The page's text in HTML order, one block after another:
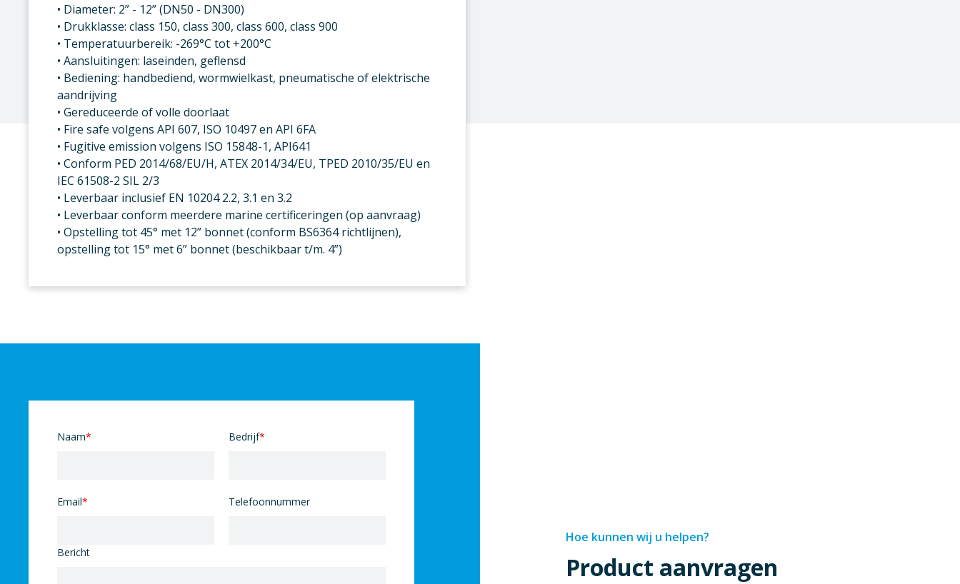
• Diameter: 2” - 12” (DN50 - DN300)
• Drukklasse: class 150, class 300, class 600, class 900
• Temperatuurbereik: -269°C tot +200°C
• Aansluitingen: laseinden, geflensd
• Bediening: handbediend, wormwielkast, pneumatische of elektrische
aandrijving
• Gereduceerde of volle doorlaat
• Fire safe volgens API 607, ISO 10497 en API 6FA
• Fugitive emission volgens ISO 15848-1, API641
• Conform PED 2014/68/EU/H, ATEX 2014/34/EU, TPED 2010/35/EU en
IEC 61508-2 SIL 2/3
• Leverbaar inclusief EN 10204 2.2, 3.1 en 3.2
• Leverbaar conform meerdere marine certificeringen (op aanvraag)
• Opstelling tot 45° met 12” bonnet (conform BS6364 richtlijnen),
opstelling tot 15° met 6” bonnet (beschikbaar t/m. 4”)
Naam* Bedrijf*
Email* Telefoonnummer
Bericht
Hoe kunnen wij u helpen?
Product aanvragen